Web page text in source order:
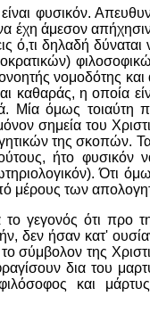
φυσικόν.
έχη άμεσον
ό,τι δηλαδή
νομοδότης και
καθαράς, η οποία
Μία όμως τοιαύτη
σημεία του
της σκοπών.
ήτο φυσικόν
Ότι
μέρους των
γεγονός ότι προ
δεν ήσαν κατ'
σύμβολον της
δια του
και